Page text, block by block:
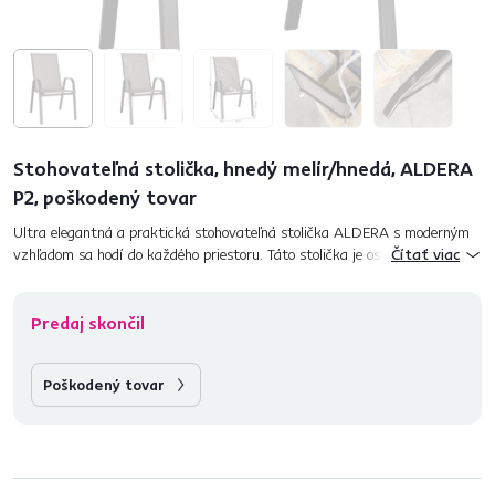
Stohovateľná stolička, hnedý melír/hnedá, ALDERA
P2, poškodený tovar
Ultra elegantná a praktická stohovateľná stolička ALDERA s moderným
vzhľadom sa hodí do každého priestoru. Táto stolička je osviežujúcou
Čítať viac
Predaj skončil
Poškodený tovar